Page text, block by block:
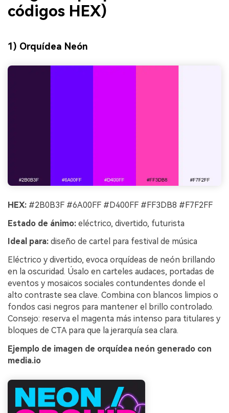
códigos HEX)
1) Orquídea Neón
HEX: #2B0B3F #6A00FF #D400FF #FF3DB8 #F7F2FF
Estado de ánimo: eléctrico, divertido, futurista
Ideal para: diseño de cartel para festival de música
Eléctrico y divertido, evoca orquídeas de neón brillando
en la oscuridad. Úsalo en carteles audaces, portadas de
eventos y mosaicos sociales contundentes donde el
alto contraste sea clave. Combina con blancos limpios o
fondos casi negros para mantener el brillo controlado.
Consejo: reserva el magenta más intenso para titulares y
bloques de CTA para que la jerarquía sea clara.
Ejemplo de imagen de orquídea neón generado con
media.io